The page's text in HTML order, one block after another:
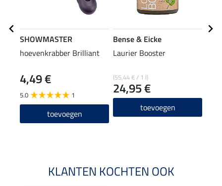
SHOWMASTER
hoevenkrabber Brilliant
4,49 €
5.0 1
toevoegen
Bense & Eicke
Laurier Booster
(55,44 € / 1 l)
24,95 €
toevoegen
KLANTEN KOCHTEN OOK